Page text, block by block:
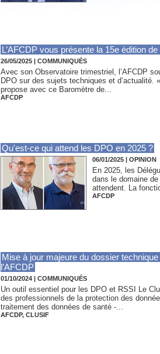
L’AFCDP vous présente la 15e édition
26/05/2025 | COMMUNIQUÉS
Avec son Observatoire trimestriel, l’AFCDP
DPO sur des sujets techniques et d’actualité.
propose avec ce Baromètre de...
AFCDP
Qu'est-ce qui attend les DPO en 2025 ?
06/01/2025 | OPINION
En 2025, les
dans le domaine
attendent. La
AFCDP
Mise à jour majeure du dossier
l’AFCDP
01/10/2024 | COMMUNIQUÉS
Un outil essentiel pour les DPO et RSSI Le
des professionnels de la protection des
traitement des données de santé -...
AFCDP, CLUSIF